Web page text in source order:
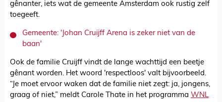
gênanter, iets wat de gemeente Amsterdam ook rustig zelf
toegeeft.
Gemeente: 'Johan Cruijff Arena is zeker niet van de
baan'
Ook de familie Cruijff vindt de lange wachttijd een beetje
gênant worden. Het woord 'respectloos' valt bijvoorbeeld.
“Je moet ervoor waken dat de familie niet zegt: ja, jongens,
graag of niet,” meldt Carole Thate in het programma WNL